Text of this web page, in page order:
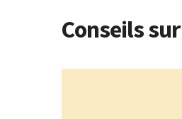
Conseils